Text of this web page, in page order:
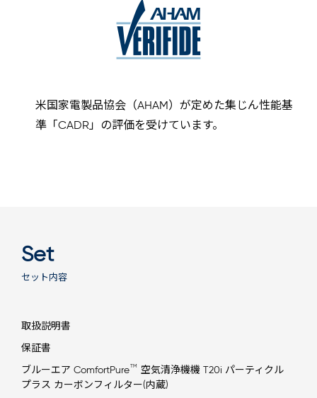
米国家電製品協会（AHAM）が定めた集じん性能基
準「CADR」の評価を受けています。
Set
セット内容
取扱説明書
保証書
ブルーエア ComfortPureTM
空気清浄機機 T20i パーティクル
プラス カーボンフィルター(内蔵)